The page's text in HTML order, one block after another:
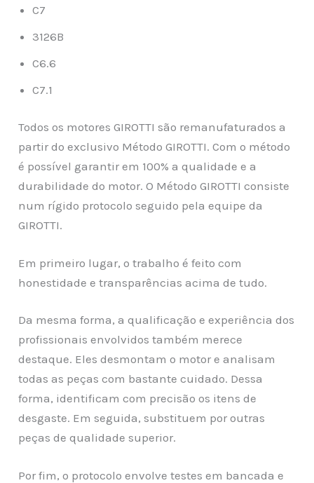
C7
3126B
C6.6
C7.1
Todos os motores GIROTTI são remanufaturados a
partir do exclusivo Método GIROTTI. Com o método
é possível garantir em 100% a qualidade e a
durabilidade do motor. O Método GIROTTI consiste
num rígido protocolo seguido pela equipe da
GIROTTI.
Em primeiro lugar, o trabalho é feito com
honestidade e transparências acima de tudo.
Da mesma forma, a qualificação e experiência dos
profissionais envolvidos também merece
destaque. Eles desmontam o motor e analisam
todas as peças com bastante cuidado. Dessa
forma, identificam com precisão os itens de
desgaste. Em seguida, substituem por outras
peças de qualidade superior.
Por fim, o protocolo envolve testes em bancada e